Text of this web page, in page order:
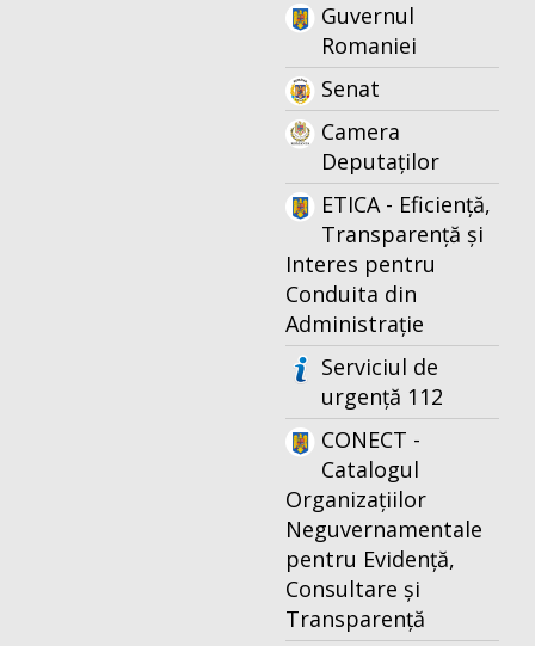
Guvernul
Romaniei
Senat
Camera
Deputaților
ETICA - Eficiență,
Transparență și
Interes pentru
Conduita din
Administrație
Serviciul de
urgență 112
CONECT -
Catalogul
Organizațiilor
Neguvernamentale
pentru Evidență,
Consultare și
Transparență